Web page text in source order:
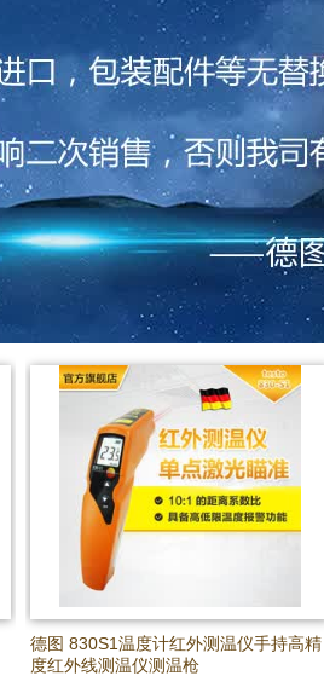
德图 830S1温度计红外测温仪手持高精
度红外线测温仪测温枪